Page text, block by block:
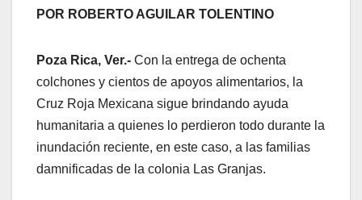
POR ROBERTO AGUILAR TOLENTINO
Poza Rica, Ver.- Con la entrega de ochenta
colchones y cientos de apoyos alimentarios, la
Cruz Roja Mexicana sigue brindando ayuda
humanitaria a quienes lo perdieron todo durante la
inundación reciente, en este caso, a las familias
damnificadas de la colonia Las Granjas.